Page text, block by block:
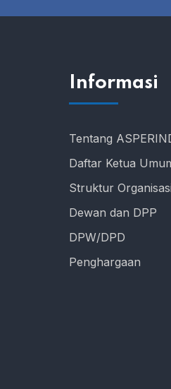
Informasi
Tentang
Daftar Ketua
Struktur Organisasi
Dewan dan DPP
DPW/DPD
Penghargaan